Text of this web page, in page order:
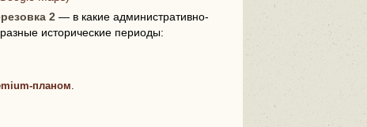
2 — в какие административно-
исторические периоды:
планом.